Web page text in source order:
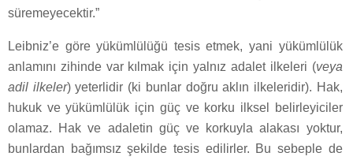
süremeyecektir.”
Leibniz’e göre yükümlülüğü tesis etmek, yani yükümlülük
anlamını zihinde var kılmak için yalnız adalet ilkeleri (veya
adil ilkeler) yeterlidir (ki bunlar doğru aklın ilkeleridir). Hak,
hukuk ve yükümlülük için güç ve korku ilksel belirleyiciler
olamaz. Hak ve adaletin güç ve korkuyla alakası yoktur,
bunlardan bağımsız şekilde tesis edilirler. Bu sebeple de